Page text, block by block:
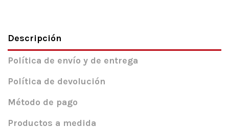
Descripción
Política de envío y de entrega
Política de devolución
Método de pago
Productos a medida